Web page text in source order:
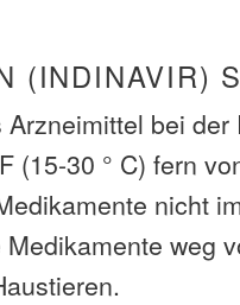
(INDINAVIR)
bei
(15-30 ° C) fern
nicht
weg